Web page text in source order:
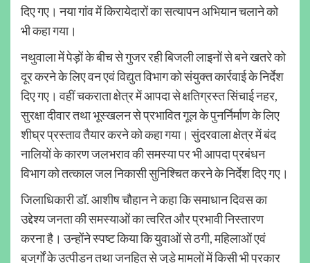
दिए गए। नया गांव में किरायेदारों का सत्यापन अभियान चलाने को
भी कहा गया।
नथुवाला में पेड़ों के बीच से गुजर रही बिजली लाइनों से बने खतरे को
दूर करने के लिए वन एवं विद्युत विभाग को संयुक्त कार्रवाई के निर्देश
दिए गए। वहीं चकराता क्षेत्र में आपदा से क्षतिग्रस्त सिंचाई नहर,
सुरक्षा दीवार तथा भूस्खलन से प्रभावित गूल के पुनर्निर्माण के लिए
शीघ्र प्रस्ताव तैयार करने को कहा गया। सुंदरवाला क्षेत्र में बंद
नालियों के कारण जलभराव की समस्या पर भी आपदा प्रबंधन
विभाग को तत्काल जल निकासी सुनिश्चित करने के निर्देश दिए गए।
जिलाधिकारी डॉ. आशीष चौहान ने कहा कि समाधान दिवस का
उद्देश्य जनता की समस्याओं का त्वरित और प्रभावी निस्तारण
करना है। उन्होंने स्पष्ट किया कि युवाओं से ठगी, महिलाओं एवं
बुजुर्गों के उत्पीड़न तथा जनहित से जुड़े मामलों में किसी भी प्रकार